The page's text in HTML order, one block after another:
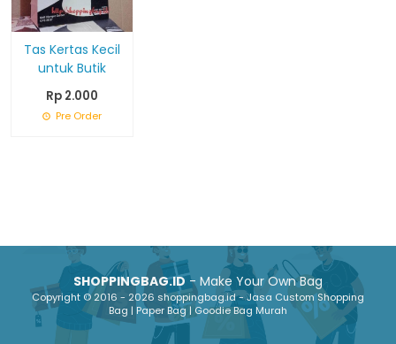
Tas Kertas Kecil
untuk Butik
Rp 2.000
Pre Order
SHOPPINGBAG.ID- Make Your Own Bag
Copyright © 2016 - 2026 shoppingbag.id - Jasa Custom Shopping
Bag | Paper Bag | Goodie Bag Murah